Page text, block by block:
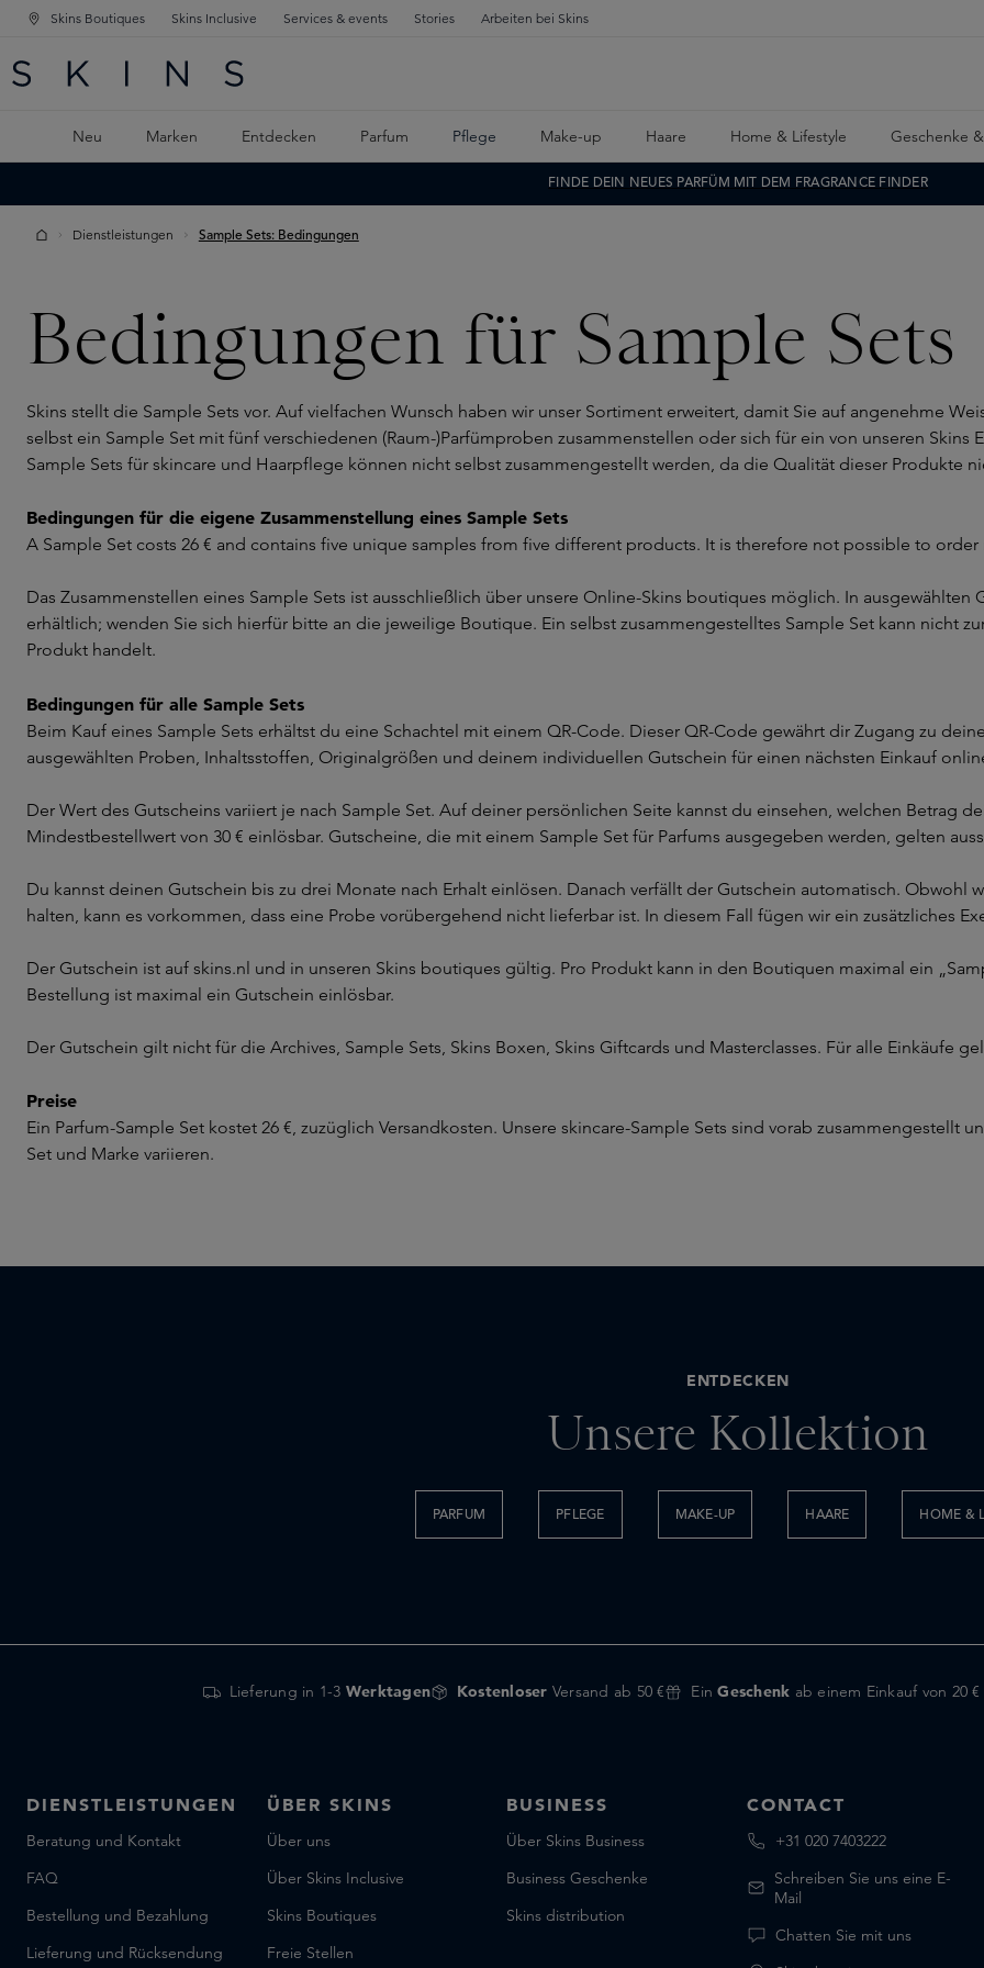
SPRINGEN
SPRINGEN
Skins Boutiques Skins Inclusive Services & events Stories Arbeiten bei Skins
Neu Marken Entdecken Parfum Pflege Make-up Haare Home & Lifestyle Geschenke
FINDE DEIN NEUES PARFÜM MIT DEM FRAGRANCE FINDER
Dienstleistungen Sample Sets: Bedingungen
Bedingungen für Sample Sets
Skins stellt die Sample Sets vor. Auf vielfachen Wunsch haben wir unser Sortiment erweitert, damit Sie auf angenehme
selbst ein Sample Set mit fünf verschiedenen (Raum-)Parfümproben zusammenstellen oder sich für ein von unseren
Sample Sets für skincare und Haarpflege können nicht selbst zusammengestellt werden, da die Qualität dieser Produkte
Bedingungen für die eigene Zusammenstellung eines Sample Sets
A Sample Set costs 26 € and contains five unique samples from five different products. It is therefore not possible to
Das Zusammenstellen eines Sample Sets ist ausschließlich über unsere Online-Skins boutiques möglich. In ausgewählten
erhältlich; wenden Sie sich hierfür bitte an die jeweilige Boutique. Ein selbst zusammengestelltes Sample Set kann nicht
Produkt handelt.
Bedingungen für alle Sample Sets
Beim Kauf eines Sample Sets erhältst du eine Schachtel mit einem QR-Code. Dieser QR-Code gewährt dir Zugang zu
ausgewählten Proben, Inhaltsstoffen, Originalgrößen und deinem individuellen Gutschein für einen nächsten Einkauf
Der Wert des Gutscheins variiert je nach Sample Set. Auf deiner persönlichen Seite kannst du einsehen, welchen Betrag
Mindestbestellwert von 30 € einlösbar. Gutscheine, die mit einem Sample Set für Parfums ausgegeben werden, gelten
Du kannst deinen Gutschein bis zu drei Monate nach Erhalt einlösen. Danach verfällt der Gutschein automatisch. Obwohl
halten, kann es vorkommen, dass eine Probe vorübergehend nicht lieferbar ist. In diesem Fall fügen wir ein zusätzliches
Der Gutschein ist auf skins.nl und in unseren Skins boutiques gültig. Pro Produkt kann in den Boutiquen maximal ein
Bestellung ist maximal ein Gutschein einlösbar.
Der Gutschein gilt nicht für die Archives, Sample Sets, Skins Boxen, Skins Giftcards und Masterclasses. Für alle Einkäufe
Preise
Ein Parfum-Sample Set kostet 26 €, zuzüglich Versandkosten. Unsere skincare-Sample Sets sind vorab zusammengestellt
Set und Marke variieren.
ENTDECKEN
Unsere Kollektion
PARFUM PFLEGE MAKE-UP HAARE HOME &
Lieferung in 1-3 Werktagen Kostenloser Versand ab 50 € EinGeschenk ab einem Einkauf von 20 €
DIENSTLEISTUNGEN
Beratung und Kontakt
FAQ
Bestellung und Bezahlung
Lieferung und Rücksendung
ÜBER SKINS
Über uns
Über Skins Inclusive
Skins Boutiques
Freie Stellen
BUSINESS
Über Skins Business
Business Geschenke
Skins distribution
CONTACT
+31 020 7403222
Schreiben Sie uns eine E-
Mail
Chatten Sie mit uns